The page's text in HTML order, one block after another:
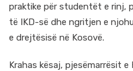
praktike për studentët e rinj,
të IKD-së dhe ngritjen e
e drejtësisë në Kosovë.
Krahas kësaj, pjesëmarrësit